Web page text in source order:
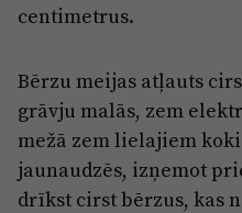
centimetrus.
Bērzu meijas atļauts
grāvju malās, zem
mežā zem lielajiem
jaunaudzēs, izņemot
drīkst cirst bērzus, kas